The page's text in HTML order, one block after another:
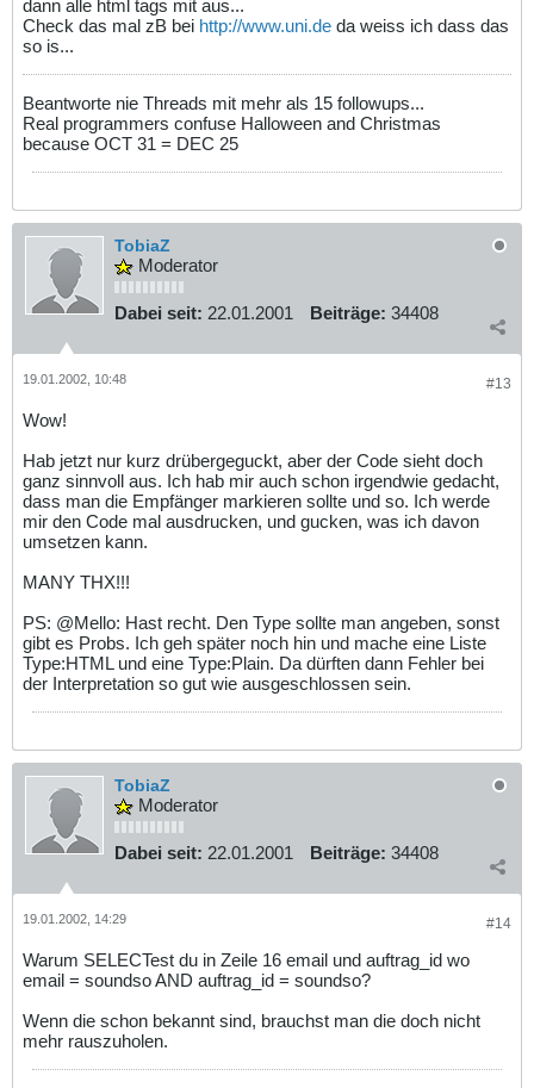
dann alle html tags mit aus...
Check das mal zB bei http://www.uni.de da weiss ich dass das
so is...
Beantworte nie Threads mit mehr als 15 followups...
Real programmers confuse Halloween and Christmas
because OCT 31 = DEC 25
TobiaZ
Moderator
Dabei seit: 22.01.2001 Beiträge: 34408
#13
19.01.2002, 10:48
Wow!
Hab jetzt nur kurz drübergeguckt, aber der Code sieht doch
ganz sinnvoll aus. Ich hab mir auch schon irgendwie gedacht,
dass man die Empfänger markieren sollte und so. Ich werde
mir den Code mal ausdrucken, und gucken, was ich davon
umsetzen kann.
MANY THX!!!
PS: @Mello: Hast recht. Den Type sollte man angeben, sonst
gibt es Probs. Ich geh später noch hin und mache eine Liste
Type:HTML und eine Type:Plain. Da dürften dann Fehler bei
der Interpretation so gut wie ausgeschlossen sein.
TobiaZ
Moderator
Dabei seit: 22.01.2001 Beiträge: 34408
#14
19.01.2002, 14:29
Warum SELECTest du in Zeile 16 email und auftrag_id wo
email = soundso AND auftrag_id = soundso?
Wenn die schon bekannt sind, brauchst man die doch nicht
mehr rauszuholen.